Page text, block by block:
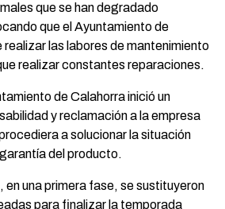
que se han degradado
que el Ayuntamiento de
las labores de mantenimiento
realizar constantes reparaciones.
de Calahorra inició un
y reclamación a la empresa
a solucionar la situación
del producto.
una primera fase, se sustituyeron
para finalizar la temporada